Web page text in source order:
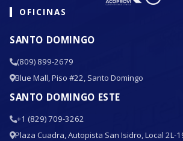
OFICINAS
SANTO DOMINGO
(809) 899-2679
Blue Mall, Piso #22, Santo Domingo
SANTO DOMINGO ESTE
+1 (829) 709-3262
Plaza Cuadra, Autopista San Isidro, Local 2L-